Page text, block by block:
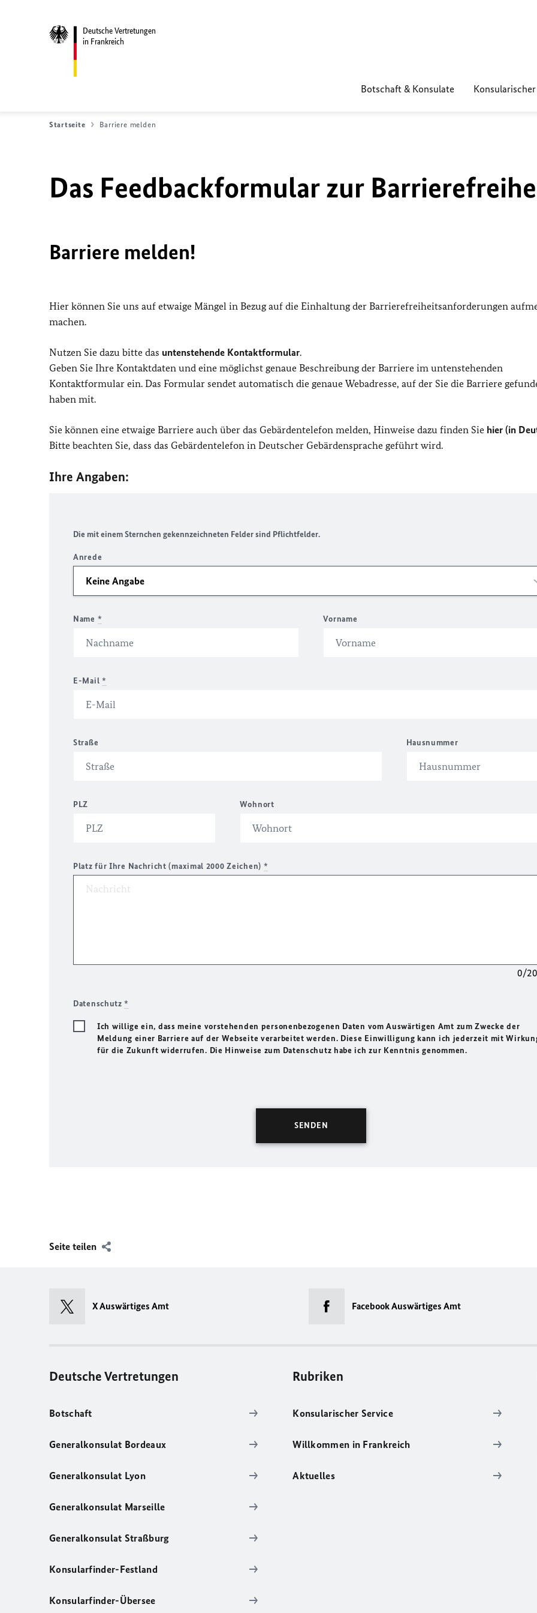
Deutsche Vertretungen
in Frankreich
Botschaft & Konsulate
Startseite Barriere melden
Das Feedbackformular zur
Barriere melden!
Hier können Sie uns auf etwaige Mängel in Bezug auf die Einhaltung der Barrierefreiheitsanforderungen
machen.
Nutzen Sie dazu bitte das untenstehende Kontaktformular.
Geben Sie Ihre Kontaktdaten und eine möglichst genaue Beschreibung der Barriere im untenstehenden
Kontaktformular ein. Das Formular sendet automatisch die genaue Webadresse, auf der Sie die Barriere
haben mit.
Sie können eine etwaige Barriere auch über das Gebärdentelefon melden, Hinweise dazu finden Sie hier (in
Bitte beachten Sie, dass das Gebärdentelefon in Deutscher Gebärdensprache geführt wird.
Ihre Angaben:
Die mit einem Sternchen gekennzeichneten Felder sind Pflichtfelder.
Anrede
Name * Vorname
E-Mail *
Straße Hausnummer
PLZ Wohnort
Platz für Ihre Nachricht (maximal 2000 Zeichen) *
0/
Datenschutz*
Ich willige ein, dass meine vorstehenden personenbezogenen Daten vom Auswärtigen Amt zum Zwecke der
Meldung einer Barriere auf der Webseite verarbeitet werden. Diese Einwilligung kann ich jederzeit mit
für die Zukunft widerrufen. Die Hinweise zum Datenschutz habe ich zur Kenntnis genommen.
Seite teilen
X Auswärtiges Amt Facebook Auswärtiges Amt
Deutsche Vertretungen
Botschaft
Generalkonsulat Bordeaux
Generalkonsulat Lyon
Generalkonsulat Marseille
Generalkonsulat Straßburg
Konsularfinder-Festland
Konsularfinder-Übersee
Rubriken
Konsularischer Service
Willkommen in Frankreich
Aktuelles